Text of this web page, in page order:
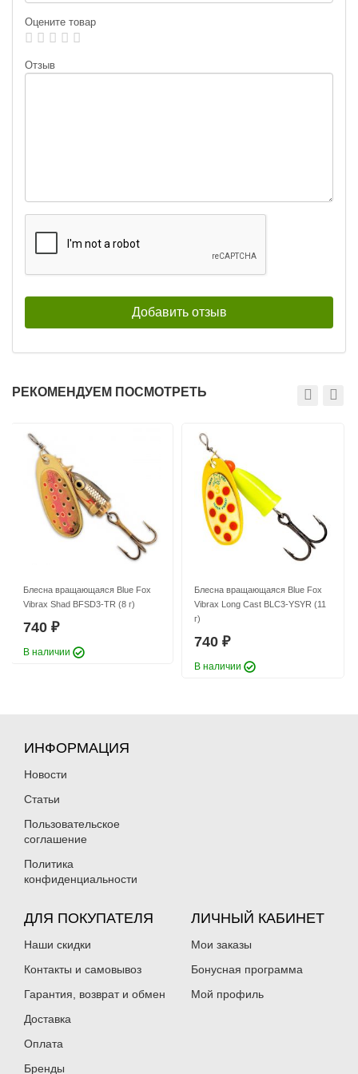
Оцените товар
Отзыв
РЕКОМЕНДУЕМ ПОСМОТРЕТЬ
Блесна вращающаяся Blue Fox
Vibrax Shad BFSD3-TR (8 г)
740 ₽
В наличии
Блесна вращающаяся Blue Fox
Vibrax Long Cast BLC3-YSYR (11
г)
740 ₽
В наличии
ИНФОРМАЦИЯ
Новости
Статьи
Пользовательское
соглашение
Политика
конфиденциальности
ДЛЯ ПОКУПАТЕЛЯ
Наши скидки
Контакты и самовывоз
Гарантия, возврат и обмен
Доставка
Оплата
Бренды
ЛИЧНЫЙ КАБИНЕТ
Мои заказы
Бонусная программа
Мой профиль